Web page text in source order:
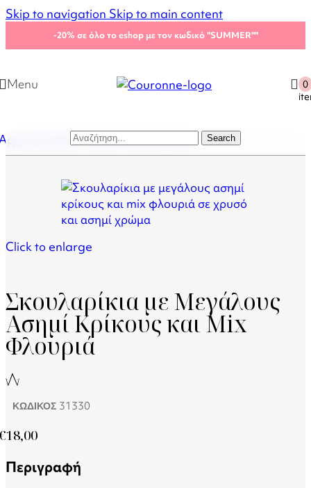
Skip to navigation Skip to main content
-20% σε όλο το eshop με τον κωδικό "SUMMER""
Menu
0
Search
σελίδα/Shop/
Click to enlarge
Σκουλαρίκια με Μεγάλους
Ασημί Κρίκους και Mix
Φλουριά
ΚΩΔΙΚΟΣ 31330
18,00
Περιγραφή